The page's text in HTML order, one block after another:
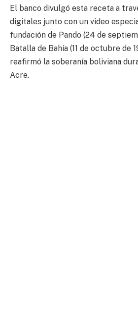
El banco divulgó esta receta a
digitales junto con un video
fundación de Pando (24 de
Batalla de Bahía (11 de octubre de
reafirmó la soberanía boliviana
Acre.